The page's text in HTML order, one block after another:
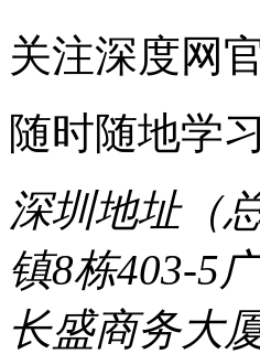
关注深度网
随时随地学习
深圳地址（
镇8栋403-5
长盛商务大